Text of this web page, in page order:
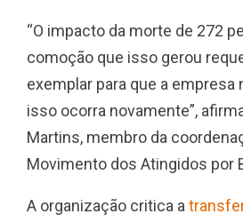
“O impacto da morte de 272
comoção que isso gerou
exemplar para que a empresa
isso ocorra novamente”,
Martins, membro da
Movimento dos Atingidos por
A organização critica a